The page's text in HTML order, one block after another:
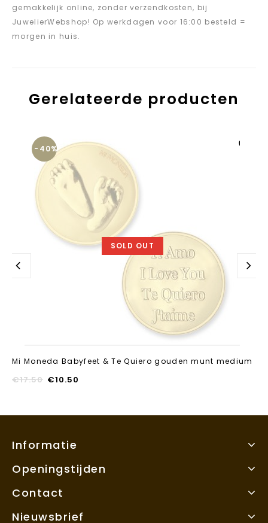
gemakkelijk online, zonder verzendkosten, bij
JuwelierWebshop! Op werkdagen voor 16:00 besteld =
morgen in huis.
Gerelateerde producten
SOLD OUT
-40%
Mi Moneda Babyfeet & Te Quiero gouden munt medium
€17.50 €10.50
Informatie
Openingstijden
Contact
Nieuwsbrief